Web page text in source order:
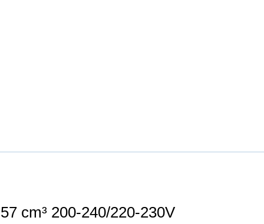
cm³ 200-240/220-230V